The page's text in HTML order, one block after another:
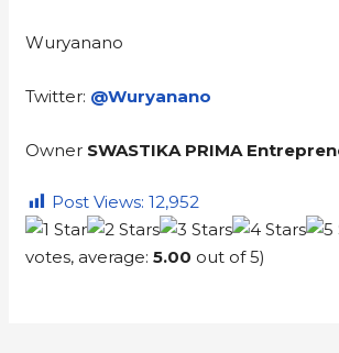
Wuryanano
Twitter: @Wuryanano
Owner SWASTIKA PRIMA
Post Views: 12,952
votes, average:5.00 out of 5)